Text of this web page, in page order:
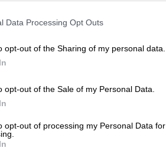
Data Processing Opt Outs
opt-out of the Sharing of my personal data.
opt-out of the Sale of my Personal Data.
opt-out of processing my Personal Data
Σινεμά|30.11.2022 17:10
Βούλγαρη και τις
Η ρετροσπεκτίβα στον